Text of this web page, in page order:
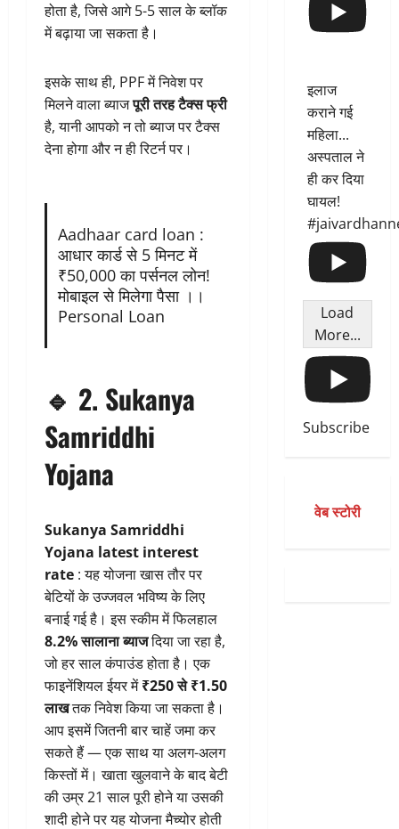
होता है, जिसे आगे 5-5 साल के ब्लॉक
में बढ़ाया जा सकता है।
इसके साथ ही, PPF में निवेश पर
मिलने वाला ब्याजपूरी तरह टैक्स फ्री
है, यानी आपको न तो ब्याज पर टैक्स
देना होगा और न ही रिटर्न पर।
Aadhaar card loan :
आधार कार्ड से 5 मिनट में
₹50,000 का पर्सनल लोन!
मोबाइल से मिलेगा पैसा ।।
Personal Loan
🔹 2. Sukanya
Samriddhi
Yojana
Sukanya Samriddhi
Yojana latest interest
rate : यह योजना खास तौर पर
बेटियों के उज्जवल भविष्य के लिए
बनाई गई है। इस स्कीम में फिलहाल
8.2% सालाना ब्याजदिया जा रहा है,
जो हर साल कंपाउंड होता है। एक
फाइनेंशियल ईयर में₹250 से ₹1.50
लाखतक निवेश किया जा सकता है।
आप इसमें जितनी बार चाहें जमा कर
सकते हैं — एक साथ या अलग-अलग
किस्तों में। खाता खुलवाने के बाद बेटी
की उम्र 21 साल पूरी होने या उसकी
शादी होने पर यह योजना मैच्योर होती
इलाज
कराने गई
महिला...
अस्पताल ने
ही कर दिया
घायल!
Load
More...
Subscribe
वेब स्टोरी